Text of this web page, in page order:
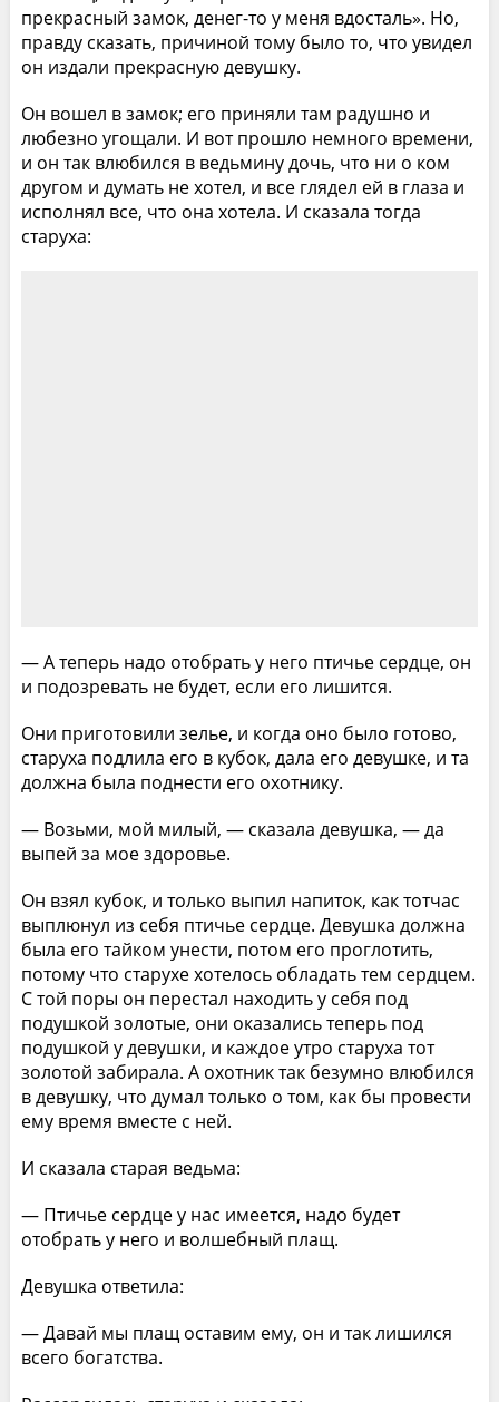
прекрасный замок, денег-то у меня вдосталь». Но,
правду сказать, причиной тому было то, что увидел
он издали прекрасную девушку.
Он вошел в замок; его приняли там радушно и
любезно угощали. И вот прошло немного времени,
и он так влюбился в ведьмину дочь, что ни о ком
другом и думать не хотел, и все глядел ей в глаза и
исполнял все, что она хотела. И сказала тогда
старуха:
— А теперь надо отобрать у него птичье сердце, он
и подозревать не будет, если его лишится.
Они приготовили зелье, и когда оно было готово,
старуха подлила его в кубок, дала его девушке, и та
должна была поднести его охотнику.
— Возьми, мой милый, — сказала девушка, — да
выпей за мое здоровье.
Он взял кубок, и только выпил напиток, как тотчас
выплюнул из себя птичье сердце. Девушка должна
была его тайком унести, потом его проглотить,
потому что старухе хотелось обладать тем сердцем.
С той поры он перестал находить у себя под
подушкой золотые, они оказались теперь под
подушкой у девушки, и каждое утро старуха тот
золотой забирала. А охотник так безумно влюбился
в девушку, что думал только о том, как бы провести
ему время вместе с ней.
И сказала старая ведьма:
— Птичье сердце у нас имеется, надо будет
отобрать у него и волшебный плащ.
Девушка ответила:
— Давай мы плащ оставим ему, он и так лишился
всего богатства.